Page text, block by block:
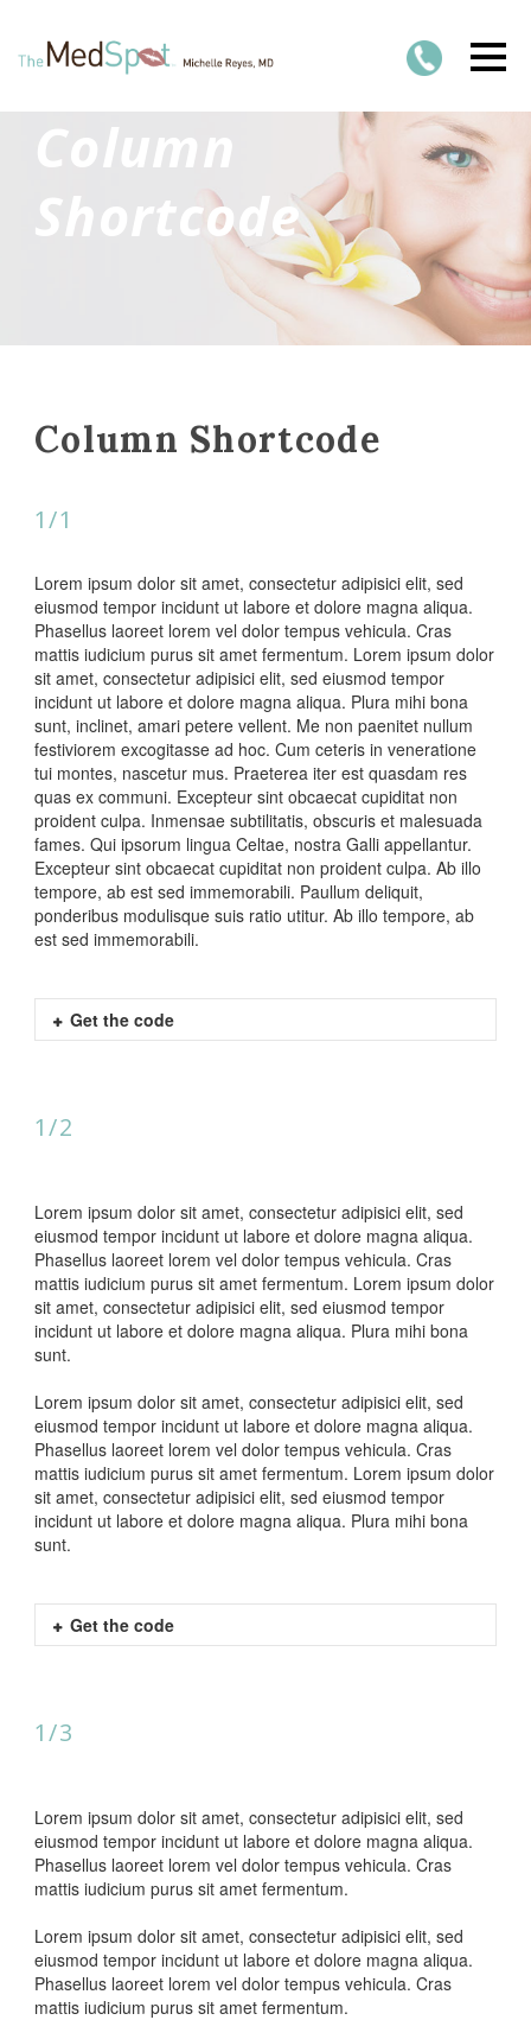
Column
Shortcode
Column Shortcode
1/1
Lorem ipsum dolor sit amet, consectetur adipisici elit, sed
eiusmod tempor incidunt ut labore et dolore magna aliqua.
Phasellus laoreet lorem vel dolor tempus vehicula. Cras
mattis iudicium purus sit amet fermentum. Lorem ipsum dolor
sit amet, consectetur adipisici elit, sed eiusmod tempor
incidunt ut labore et dolore magna aliqua. Plura mihi bona
sunt, inclinet, amari petere vellent. Me non paenitet nullum
festiviorem excogitasse ad hoc. Cum ceteris in veneratione
tui montes, nascetur mus. Praeterea iter est quasdam res
quas ex communi. Excepteur sint obcaecat cupiditat non
proident culpa. Inmensae subtilitatis, obscuris et malesuada
fames. Qui ipsorum lingua Celtae, nostra Galli appellantur.
Excepteur sint obcaecat cupiditat non proident culpa. Ab illo
tempore, ab est sed immemorabili. Paullum deliquit,
ponderibus modulisque suis ratio utitur. Ab illo tempore, ab
est sed immemorabili.
Get the code
1/2
Lorem ipsum dolor sit amet, consectetur adipisici elit, sed
eiusmod tempor incidunt ut labore et dolore magna aliqua.
Phasellus laoreet lorem vel dolor tempus vehicula. Cras
mattis iudicium purus sit amet fermentum. Lorem ipsum dolor
sit amet, consectetur adipisici elit, sed eiusmod tempor
incidunt ut labore et dolore magna aliqua. Plura mihi bona
sunt.
Lorem ipsum dolor sit amet, consectetur adipisici elit, sed
eiusmod tempor incidunt ut labore et dolore magna aliqua.
Phasellus laoreet lorem vel dolor tempus vehicula. Cras
mattis iudicium purus sit amet fermentum. Lorem ipsum dolor
sit amet, consectetur adipisici elit, sed eiusmod tempor
incidunt ut labore et dolore magna aliqua. Plura mihi bona
sunt.
Get the code
1/3
Lorem ipsum dolor sit amet, consectetur adipisici elit, sed
eiusmod tempor incidunt ut labore et dolore magna aliqua.
Phasellus laoreet lorem vel dolor tempus vehicula. Cras
mattis iudicium purus sit amet fermentum.
Lorem ipsum dolor sit amet, consectetur adipisici elit, sed
eiusmod tempor incidunt ut labore et dolore magna aliqua.
Phasellus laoreet lorem vel dolor tempus vehicula. Cras
mattis iudicium purus sit amet fermentum.